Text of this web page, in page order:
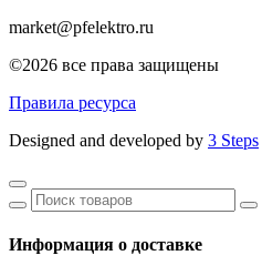
market@pfelektro.ru
©2026 все права защищены
Правила ресурса
Designed and developed by 3 Steps
Информация о доставке